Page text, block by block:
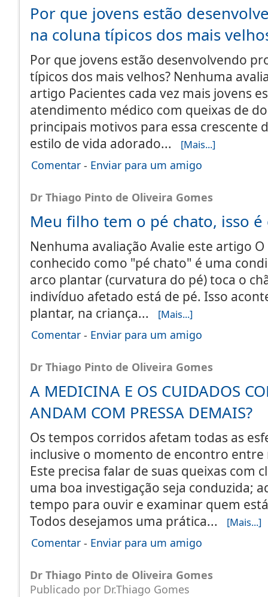
Por que jovens estão
na coluna típicos dos mais
Por que jovens estão desenvolvendo
típicos dos mais velhos? Nenhuma
artigo Pacientes cada vez mais jovens
atendimento médico com queixas de
principais motivos para essa crescente
estilo de vida adorado...
[Mais...]
Comentar - Enviar para um amigo
Dr Thiago Pinto de Oliveira Gomes
Meu filho tem o pé chato, isso é
Nenhuma avaliação Avalie este artigo
conhecido como "pé chato" é uma
arco plantar (curvatura do pé) toca o
indivíduo afetado está de pé. Isso
plantar, na criança...
[Mais...]
Comentar - Enviar para um amigo
Dr Thiago Pinto de Oliveira Gomes
A MEDICINA E OS CUIDADOS
ANDAM COM PRESSA DEMAIS?
Os tempos corridos afetam todas as
inclusive o momento de encontro entre
Este precisa falar de suas queixas com
uma boa investigação seja conduzida;
tempo para ouvir e examinar quem
Todos desejamos uma prática...
[Mais...]
Comentar - Enviar para um amigo
Dr Thiago Pinto de Oliveira Gomes
Publicado por Dr.Thiago Gomes